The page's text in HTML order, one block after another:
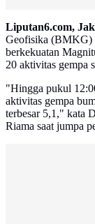
Liputan6.com,
Geofisika (BMKG)
berkekuatan
20 aktivitas gempa
"Hingga pukul
aktivitas gempa
terbesar 5,1," kata
Riama saat jumpa